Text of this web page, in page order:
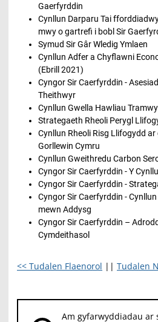
Gaerfyrddin
Cynllun Darparu Tai
mwy o gartrefi i bobl Sir
Symud Sir Gâr Wledig Ymlaen
Cynllun Adfer a Chyflawni
(Ebrill 2021)
Cyngor Sir Caerfyrddin -
Theithwyr
Cynllun Gwella Hawliau
Strategaeth Rheoli Perygl
Cynllun Rheoli Risg Llifogydd
Gorllewin Cymru
Cynllun Gweithredu Carbon
Cyngor Sir Caerfyrddin - Y
Cyngor Sir Caerfyrddin -
Cyngor Sir Caerfyrddin -
mewn Addysg
Cyngor Sir Caerfyrddin –
Cymdeithasol
<< Tudalen Flaenorol || Tudalen
Am gyfarwyddiadau ar